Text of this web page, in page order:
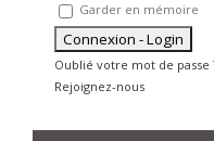
Garder en mémoire
Oublié votre mot de passe
Rejoignez-nous